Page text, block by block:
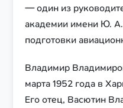
— один из
академии имени Ю. А.
подготовки
Владимир
марта 1952 года в
Его отец, Васютин